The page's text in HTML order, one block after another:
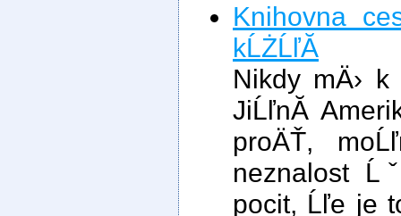
Knihovna
kĹŻĹľĂ­
Nikdy mÄ›
JiĹľnĂ­
proÄŤ,
neznalost
pocit, Ĺľe je